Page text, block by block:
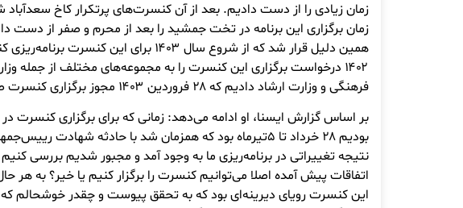
زمان زیادی را از دست دادیم. بعد از آن کنسرت‌های پرتکرار کاخ
زمان برگزاری این برنامه در تخت جمشید را بعد از محرم و صفر از دست
همین دلیل قرار شد که از شروع سال ۱۴۰۳ برای این کنسرت
۱۴۰۲ درخواست برگزاری این کنسرت را به مجموعه‌های مختلف از جمله
فرهنگی و وزارت ارشاد دادیم که ۲۸ فروردین ۱۴۰۳ مجوز برگزاری کنسرت صادر شد.
بر اساس گزارش ایسنا، او ادامه می‌دهد: زمانی که برای برگزاری کنسرت در
بودیم ۲۸ خرداد تا ۵تیرماه بود که همزمان شد با حادثه شهادت
نتیجه تغییراتی در برنامه‌ریزی ما به وجود آمد و مجبور شدیم بررسی کنیم
اتفاقات پیش آمده اصلا می‌توانیم کنسرت را برگزار کنیم یا خیر؟ به هر
این کنسرت رویای دیرینه‌ای بود که به تحقق پیوست و چقدر خوشحالم